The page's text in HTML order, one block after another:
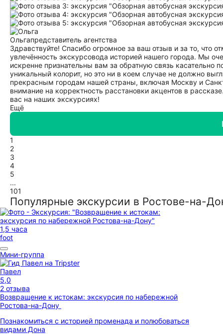
Ольгапредставитель агентства
Здравствуйте! Спасибо огромное за ваш отзыв и за то, что
увлечённость экскурсовода историей нашего города. Мы
искренне признательны вам за обратную связь касательно
уникальный колорит, но это ни в коем случае не должно
прекрасным городам нашей страны, включая Москву и
внимание на корректность расстановки акцентов в
вас на наших экскурсиях!
Ещё
1
2
3
4
5
...
101
Популярные экскурсии в Ростове-на-
1,5 часа
foot
Мини-группа
Павел
5,0
2 отзыва
Возвращение к истокам: экскурсия по набережной
Ростова-на-Дону
Познакомиться с историей променада и полюбоваться
видами Дона